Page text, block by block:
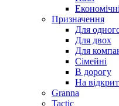
Економічні
Призначення
Для
Для двох
Для
Сімейні
В дорогу
На
Granna
Tactic